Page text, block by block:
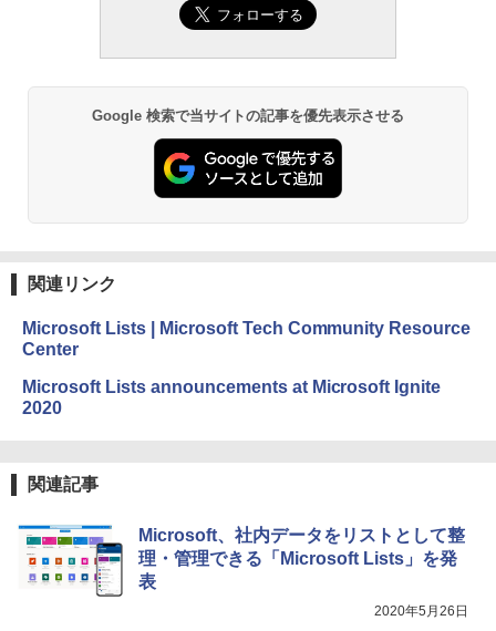
ズ (はぴーイラストLabo)
￥480
ClaudeCode いちばんやさしい 教科書:
非エンジニア 初心者 素人 でも安心 使い
方 マニュアル AI副業にもコンテンツ作成
にもKindle出版にも！ 非エンジニアのた
めのAIコーディング入門シリーズ
ードウェア・市販ソフトウェアのパーフ
ェクトリストと最新エミュレータ紹介
￥1,600
Amazon Kindle - 目に優しい、かさばら
ない、大きな画面で読みやすい、6週間持
書籍リーダー、ブラック、16GB、広告な
￥19,980
Kindle Paperwhite シグニチャーエディ
ション (32GB) 7インチディスプレイ、明
るさ自動調整、色調調節ライト、12週間
ージ、防水、7インチカラーディスプレ
イ、色調調節ライト、最大8週間持続バッ
New Amazon Kindle Scribe Colorsoft |
11インチカラーディスプレイ、64GBスト
Google 検索で当サイトの記事を優先表示させる
関連リンク
Microsoft Lists | Microsoft Tech Community Resource
Center
Microsoft Lists announcements at Microsoft Ignite
2020
関連記事
Microsoft、社内データをリストとして整
理・管理できる「Microsoft Lists」を発
表
2020年5月26日